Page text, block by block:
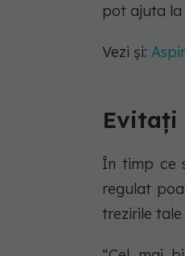
pot ajuta la
Vezi și:
Evitați
În timp ce
regulat
trezirile